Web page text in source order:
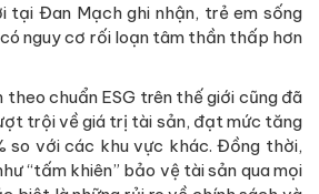
tại Đan Mạch ghi nhận, trẻ em sống
nguy cơ rối loạn tâm thần thấp hơn
chuẩn ESG trên thế giới cũng đã
trội về giá trị tài sản, đạt mức tăng
so với các khu vực khác. Đồng thời,
“tấm khiên” bảo vệ tài sản qua mọi